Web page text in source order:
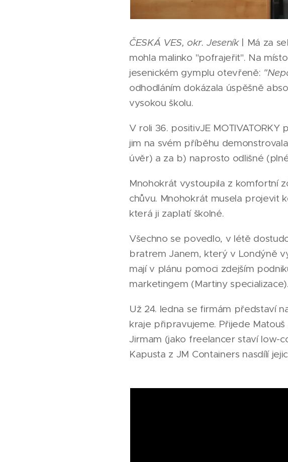
ČESKÁ VES, okr. Jeseník | Má za
mohla malinko "pofrajeřit". Na
jesenickém gymplu otevřeně:
odhodláním dokázala úspěšně
vysokou školu.
V roli 36. positivJE
jim na svém příběhu
úvěr) a za b) naprosto odlišné
Mnohokrát vystoupila z komfortní
chůvu. Mnohokrát musela projevit
která ji zaplatí školné.
Všechno se povedlo, v létě
bratrem Janem, který v Londýně
mají v plánu pomoci zdejším
marketingem (Martiny specializace).
Už 24. ledna se firmám představí
kraje připravujeme. Přijede
Jirmam (jako freelancer staví low-
Kapusta z JM Containers nasdílí